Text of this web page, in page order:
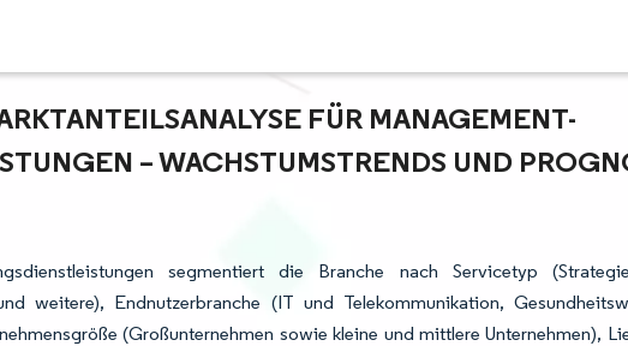
FÜR MANAGEMENT-B
– WACHSTUMSTRENDS UND
segmentiert die Branche nach Servicetyp
weitere), Endnutzerbranche (IT und Telekommunikation,
(Großunternehmen sowie kleine und mittlere Unternehmen),